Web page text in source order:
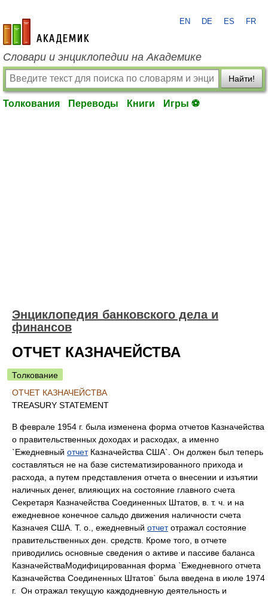
academic.ru
EN DE ES FR
Словари и энциклопедии на Академике
Найти!
Толкования Переводы Книги Игры ⚽
Энциклопедия банковского дела и
финансов
ОТЧЕТ КАЗНАЧЕЙСТВА
Толкование
ОТЧЕТ КАЗНАЧЕЙСТВА
TREASURY STATEMENT
В феврале 1954 г. была изменена форма отчетов Казначейства
о правительственных доходах и расходах, а именно
`Ежедневный отчетКазначейства США`. Он должен был теперь
составляться не на базе систематизированного прихода и
расхода, а путем представления отчета о внесении и изъятии
наличных денег, влияющих на состояние главного счета
Секретаря Казначейства Соединенных Штатов, в. т. ч. и на
ежедневное конечное сальдо движения наличности счета
Казначея США. Т. о., ежедневный отчетотражал состояние
правительственных ден. средств. Кроме того, в отчете
приводились основные сведения о активе и пассиве баланса
КазначействаМодифицированная форма `Ежедневного отчета
Казначейства Соединенных Штатов` была введена в июле 1974
г. Он отражал текущую каждодневную деятельность и